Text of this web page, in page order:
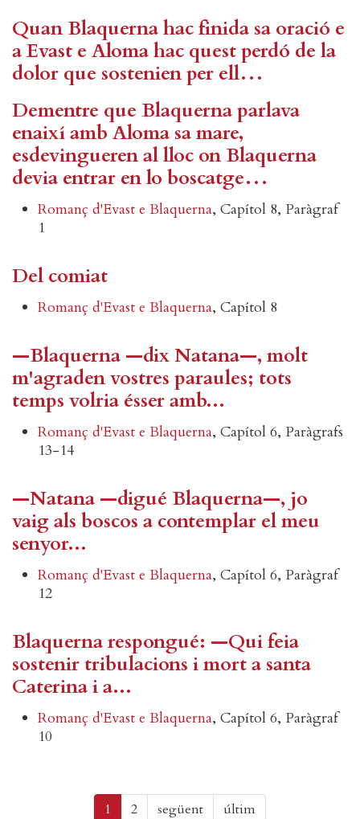
Quan Blaquerna hac finida sa oració e
a Evast e Aloma hac quest perdó de la
dolor que sostenien per ell…
Dementre que Blaquerna parlava
enaixí amb Aloma sa mare,
esdevingueren al lloc on Blaquerna
devia entrar en lo boscatge…
Romanç d'Evast e Blaquerna, Capítol 8, Paràgraf
1
Del comiat
Romanç d'Evast e Blaquerna, Capítol 8
—Blaquerna —dix Natana—, molt
m'agraden vostres paraules; tots
temps volria ésser amb...
Romanç d'Evast e Blaquerna, Capítol 6, Paràgrafs
13-14
—Natana —digué Blaquerna—, jo
vaig als boscos a contemplar el meu
senyor...
Romanç d'Evast e Blaquerna, Capítol 6, Paràgraf
12
Blaquerna respongué: —Qui feia
sostenir tribulacions i mort a santa
Caterina i a...
Romanç d'Evast e Blaquerna, Capítol 6, Paràgraf
10
Paginació 1 2 següentPàgina següent
últimÚltima pàgina